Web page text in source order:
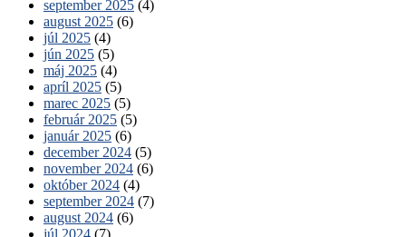
september 2025 (4)
august 2025 (6)
júl 2025 (4)
jún 2025 (5)
máj 2025 (4)
apríl 2025 (5)
marec 2025 (5)
február 2025 (5)
január 2025 (6)
december 2024 (5)
november 2024 (6)
október 2024 (4)
september 2024 (7)
august 2024 (6)